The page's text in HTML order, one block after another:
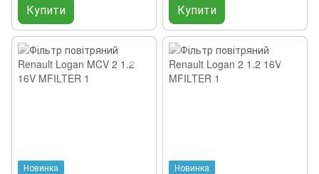
Купити Купити
Новинка Новинка